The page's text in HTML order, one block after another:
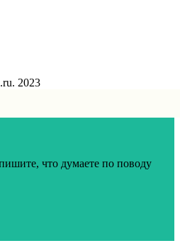
2023
что думаете по поводу